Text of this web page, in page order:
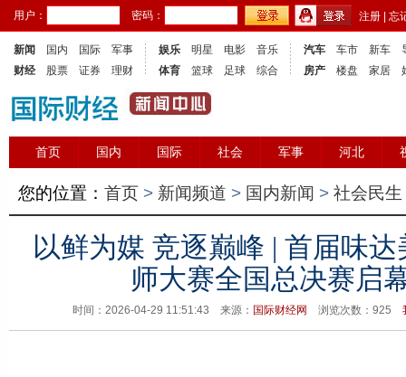
用户： 密码： 注册 忘
新闻 国内 国际
军事
财经
股票 证券 理财
娱乐 明星 电影
音乐
体育
篮球 足球 综合
汽车 车市 新车
房产
楼盘 家居
首页 国内 国际 社会 军事 河北
您的位置： 首页 > 新闻频道 > 国内新闻 > 社会民生
以鲜为媒 竞逐巅峰 | 首届味
师大赛全国总决赛启
时间：2026-04-29 11:51:43 来源： 国际财经网 浏览次数： 925